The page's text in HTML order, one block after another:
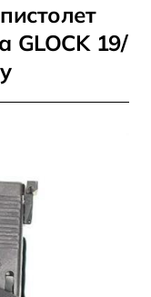
GLOCK 19/